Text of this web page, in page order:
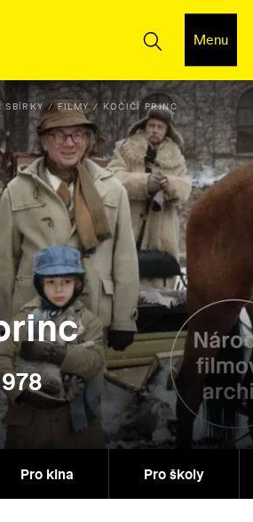
Menu
SBÍRKY FILMY KOČIČÍ PRINC
Pro kina Pro školy